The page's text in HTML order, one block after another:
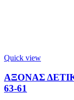
Quick view
ΑΞΟΝΑΣ
63-61